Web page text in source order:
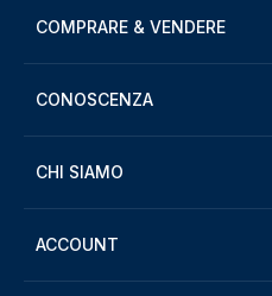
COMPRARE & VENDERE
CONOSCENZA
CHI SIAMO
ACCOUNT